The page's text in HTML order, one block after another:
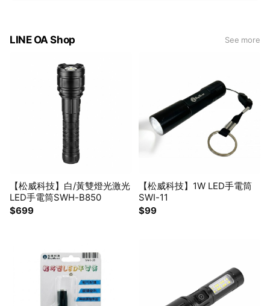
LINE OA Shop See more
【松威科技】白/黃雙燈光激光
LED手電筒SWH-B850
$699
【松威科技】1W LED手電筒
SWI-11
$99